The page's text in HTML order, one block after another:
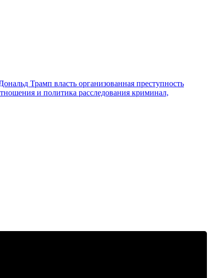
Трамп власть организованная преступность
и политика расследования криминал,